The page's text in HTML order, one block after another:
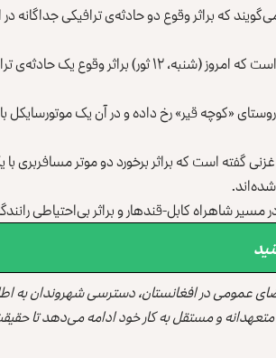
که براثر وقوع دو حادثه‌ی ترافیکی جداگانه
فرماندهی امنیه‌ی طالبان در جوزجان گفته است که امروز
«کوچه قیر» رخ داده و در آن یک موتورسایکل
گفته است که براثر برخورد دو موتر مسافربری با
شاهراه کابل-قندهار و براثر بی‌احتیاطی
عمومی در افغانستان، دسترسی شهروندان به
و مستقل به کار خود ادامه می‌دهد تا